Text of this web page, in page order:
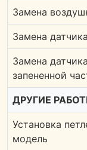
Замена
Замена
Замена
запененной
ДРУГИЕ
Установка
модель